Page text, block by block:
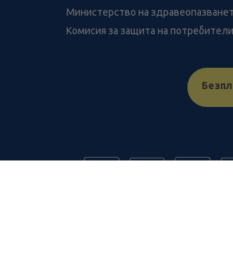
Министерство на
Комисия за защита на